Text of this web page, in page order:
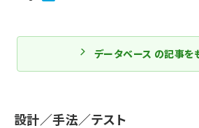
データベース の記事を
設計／手法／テスト